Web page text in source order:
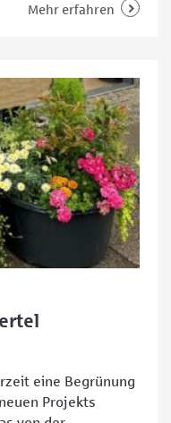
Dort empfangen
Mehr erfahren
eine Begrünung
Projekts